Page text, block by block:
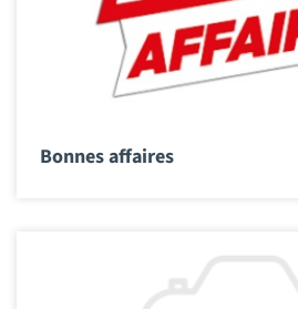
Bonnes affaires